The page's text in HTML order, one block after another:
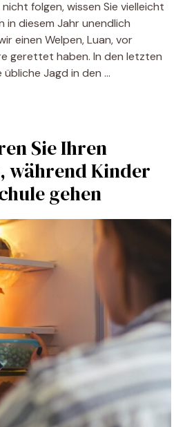
folgen, wissen Sie vielleicht
in diesem Jahr unendlich
einen Welpen, Luan, vor
gerettet haben. In den letzten
Jagd in den …
Sie Ihren
während Kinder
gehen